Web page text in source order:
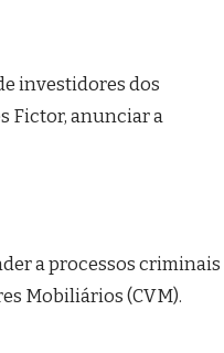
investidores dos
Fictor, anunciar a
a processos criminais
Mobiliários (CVM).